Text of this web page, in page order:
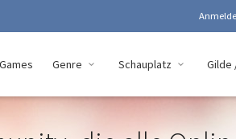
Games Genre Schauplatz Gilde